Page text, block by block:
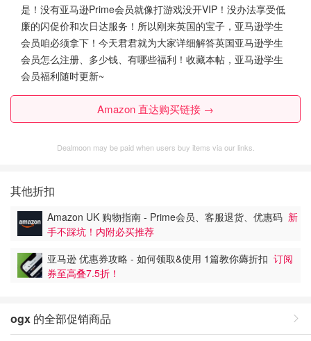
是！没有亚马逊Prime会员就像打游戏没开VIP！没办法享受低
廉的闪促价和次日达服务！所以刚来英国的宝子，亚马逊学生
会员咱必须拿下！ 今天君君就为大家详细解答英国亚马逊学生
会员怎么注册、多少钱、有哪些福利！收藏本帖，亚马逊学生
会员福利随时更新~
Amazon 直达购买链接 →
Dealmoon may be paid when users buy items via our links.
其他折扣
Amazon UK 购物指南 - Prime会员、客服退货、优惠码 新
手不踩坑！内附必买推荐
亚马逊 优惠券攻略 - 如何领取&使用 1篇教你薅折扣 订阅
券至高叠7.5折！
ogx 的全部促销商品